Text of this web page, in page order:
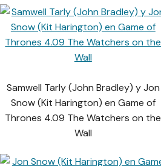
Samwell Tarly (John Bradley) y Jon
Snow (Kit Harington) en Game of
Thrones 4.09 The Watchers on the
Wall